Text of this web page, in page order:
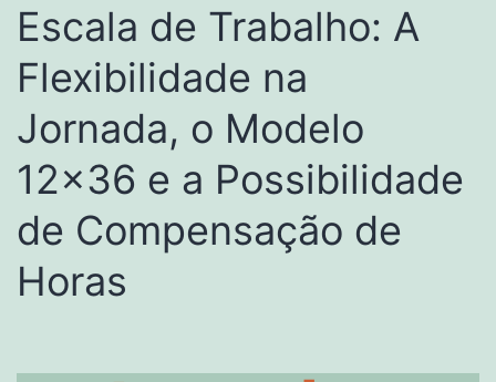
Escala de Trabalho: A
Flexibilidade na
Jornada, o Modelo
12×36 e a Possibilidade
de Compensação de
Horas